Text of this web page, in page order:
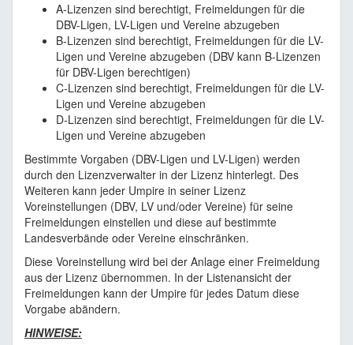
A-Lizenzen sind berechtigt, Freimeldungen für die
DBV-Ligen, LV-Ligen und Vereine abzugeben
B-Lizenzen sind berechtigt, Freimeldungen für die LV-
Ligen und Vereine abzugeben (DBV kann B-Lizenzen
für DBV-Ligen berechtigen)
C-Lizenzen sind berechtigt, Freimeldungen für die LV-
Ligen und Vereine abzugeben
D-Lizenzen sind berechtigt, Freimeldungen für die LV-
Ligen und Vereine abzugeben
Bestimmte Vorgaben (DBV-Ligen und LV-Ligen) werden
durch den Lizenzverwalter in der Lizenz hinterlegt. Des
Weiteren kann jeder Umpire in seiner Lizenz
Voreinstellungen (DBV, LV und/oder Vereine) für seine
Freimeldungen einstellen und diese auf bestimmte
Landesverbände oder Vereine einschränken.
Diese Voreinstellung wird bei der Anlage einer Freimeldung
aus der Lizenz übernommen. In der Listenansicht der
Freimeldungen kann der Umpire für jedes Datum diese
Vorgabe abändern.
HINWEISE: